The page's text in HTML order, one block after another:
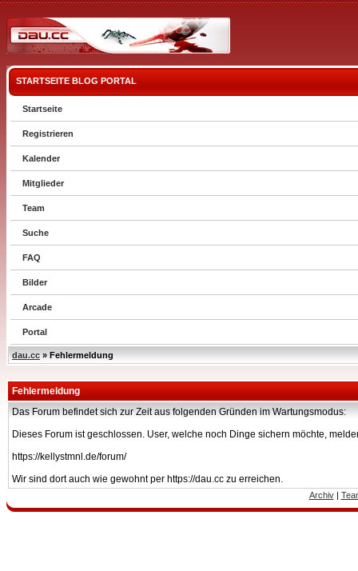
STARTSEITE BLOG PORTAL
Startseite
Registrieren
Kalender
Mitglieder
Team
Suche
FAQ
Bilder
Arcade
Portal
dau.cc » Fehlermeldung
Fehlermeldung
Das Forum befindet sich zur Zeit aus folgenden Gründen im Wartungsmodus:
Dieses Forum ist geschlossen. User, welche noch Dinge sichern möchte,
https://kellystmnl.de/forum/
Wir sind dort auch wie gewohnt per https://dau.cc zu erreichen.
Archiv|